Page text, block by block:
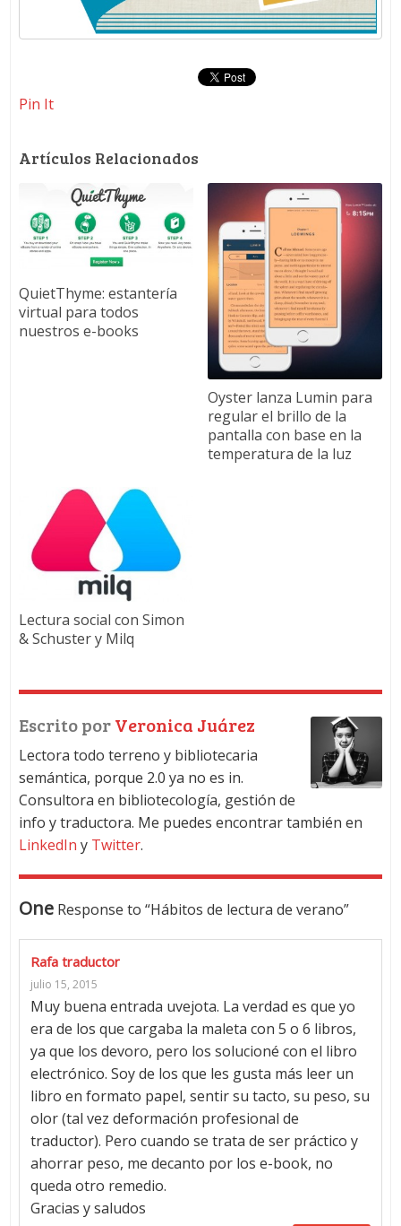
Pin It
Artículos Relacionados
QuietThyme: estantería
virtual para todos
nuestros e-books
Oyster lanza Lumin para
regular el brillo de la
pantalla con base en la
temperatura de la luz
Lectura social con Simon
& Schuster y Milq
Escrito porVeronica Juárez
Lectora todo terreno y bibliotecaria
semántica, porque 2.0 ya no es in.
Consultora en bibliotecología, gestión de
info y traductora. Me puedes encontrar también en
LinkedIn y Twitter.
OneResponse to “Hábitos de lectura de verano”
Rafa traductor
julio 15, 2015
Muy buena entrada uvejota. La verdad es que yo
era de los que cargaba la maleta con 5 o 6 libros,
ya que los devoro, pero los solucioné con el libro
electrónico. Soy de los que les gusta más leer un
libro en formato papel, sentir su tacto, su peso, su
olor (tal vez deformación profesional de
traductor). Pero cuando se trata de ser práctico y
ahorrar peso, me decanto por los e-book, no
queda otro remedio.
Gracias y saludos